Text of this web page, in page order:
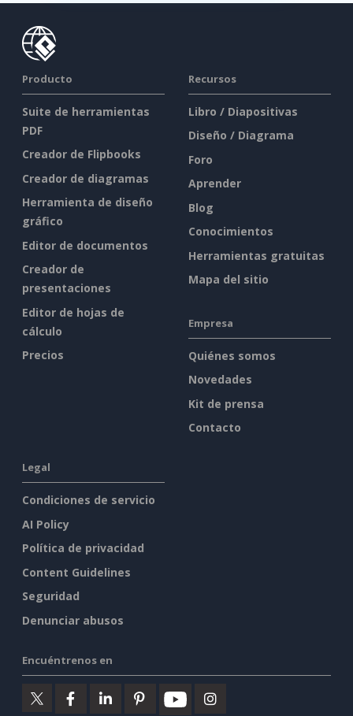
Producto
Suite de herramientas
PDF
Creador de Flipbooks
Creador de diagramas
Herramienta de diseño
gráfico
Editor de documentos
Creador de
presentaciones
Editor de hojas de
cálculo
Precios
Recursos
Libro / Diapositivas
Diseño / Diagrama
Foro
Aprender
Blog
Conocimientos
Herramientas gratuitas
Mapa del sitio
Empresa
Quiénes somos
Novedades
Kit de prensa
Contacto
Legal
Condiciones de servicio
AI Policy
Política de privacidad
Content Guidelines
Seguridad
Denunciar abusos
Encuéntrenos en